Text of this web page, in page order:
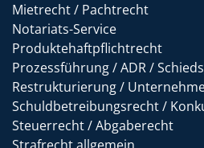
Mietrecht / Pachtrecht
Notariats-Service
Produktehaftpflichtrecht
Prozessführung / ADR /
Restrukturierung /
Schuldbetreibungsrecht /
Steuerrecht / Abgaberecht